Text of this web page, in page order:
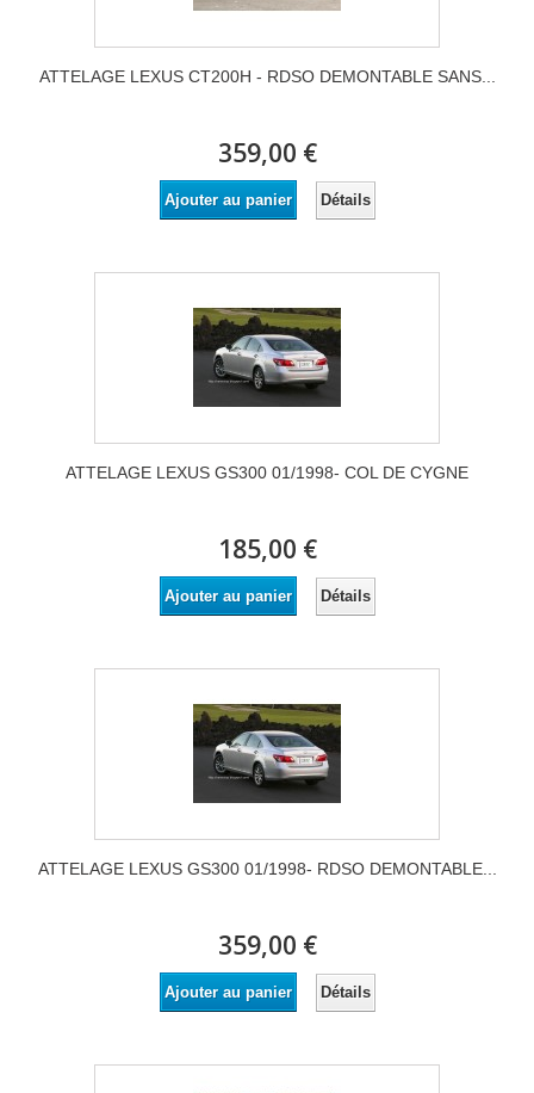
ATTELAGE LEXUS CT200H - RDSO DEMONTABLE SANS...
359,00 €
Ajouter au panier Détails
ATTELAGE LEXUS GS300 01/1998- COL DE CYGNE
185,00 €
Ajouter au panier Détails
ATTELAGE LEXUS GS300 01/1998- RDSO DEMONTABLE...
359,00 €
Ajouter au panier Détails